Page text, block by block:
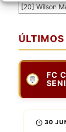
[20] Wilson
FC
30